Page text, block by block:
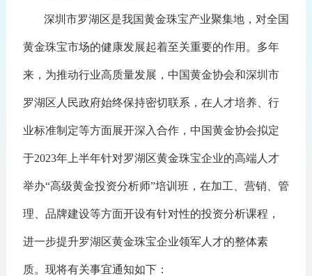
深圳市罗湖区是我国黄金珠宝产业聚集地，对全国
黄金珠宝市场的健康发展起着至关重要的作用。多年
来，为推动行业高质量发展，中国黄金协会和深圳市
罗湖区人民政府始终保持密切联系，在人才培养、行
业标准制定等方面展开深入合作，中国黄金协会拟定
于2023年上半年针对罗湖区黄金珠宝企业的高端人才
举办“高级黄金投资分析师”培训班，在加工、营销、管
理、品牌建设等方面开设有针对性的投资分析课程，
进一步提升罗湖区黄金珠宝企业领军人才的整体素
质。现将有关事宜通知如下：